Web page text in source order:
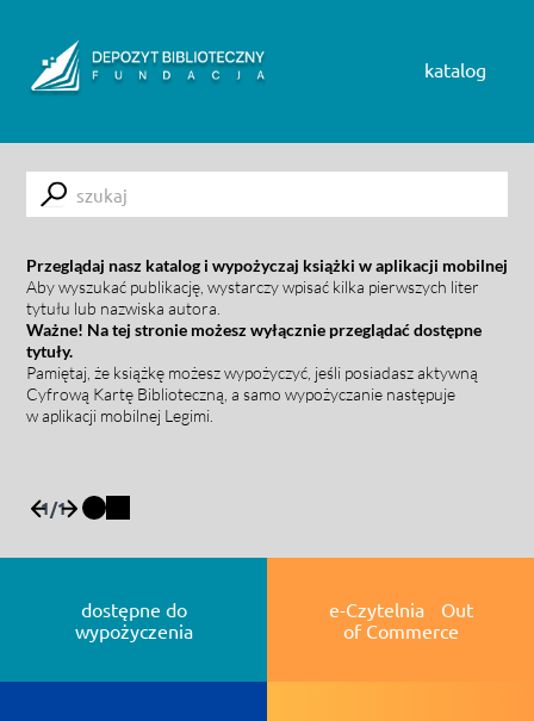
katalog
Submit
Przeglądaj nasz katalog i wypożyczaj książki w aplikacji mobilnej
Aby wyszukać publikację, wystarczy wpisać kilka pierwszych liter
tytułu lub nazwiska autora.
Ważne! Na tej stronie możesz wyłącznie przeglądać dostępne
tytuły.
Pamiętaj, że książkę możesz wypożyczyć, jeśli posiadasz aktywną
Cyfrową Kartę Biblioteczną, a samo wypożyczanie następuje
w aplikacji mobilnej Legimi.
1/1
dostępne do
wypożyczenia
e-Czytelnia Out
of Commerce